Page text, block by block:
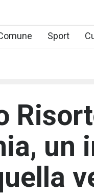
Sport
un